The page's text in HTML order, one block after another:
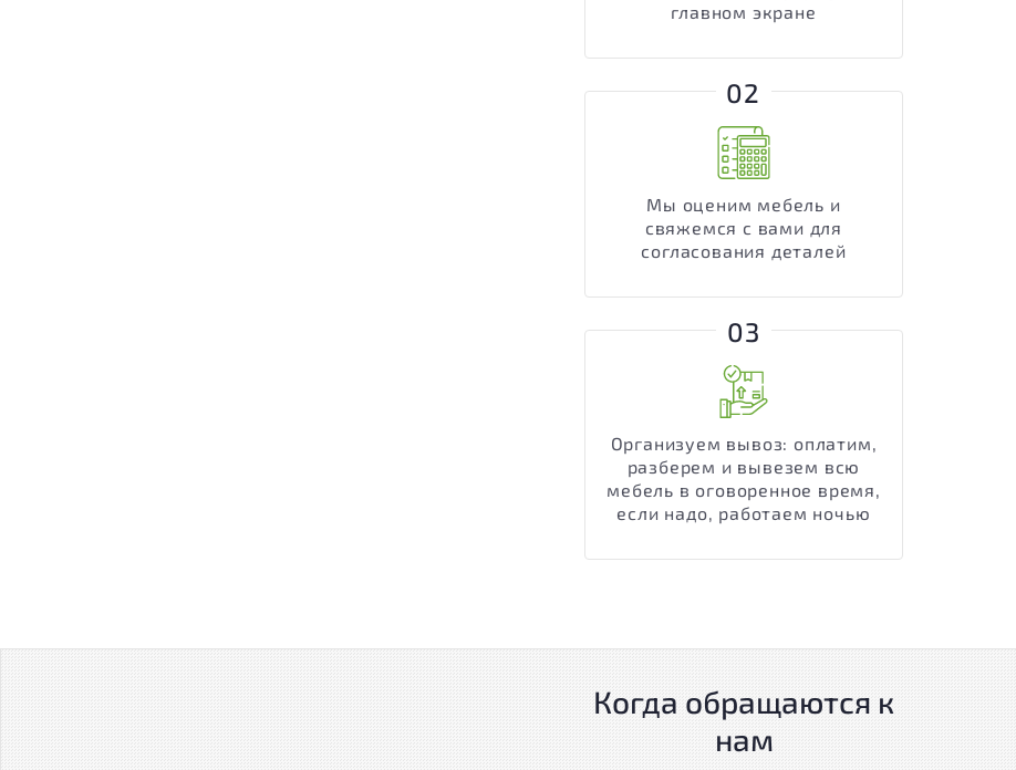
главном экране
02
Мы оценим мебель и
свяжемся с вами для
согласования деталей
03
Организуем вывоз: оплатим,
разберем и вывезем всю
мебель в оговоренное время,
если надо, работаем ночью
Когда обращаются к
нам